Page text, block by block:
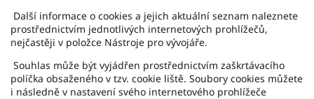
Další informace o cookies a jejich aktuální seznam naleznete
prostřednictvím jednotlivých internetových prohlížečů,
nejčastěji v položce Nástroje pro vývojáře.
Souhlas může být vyjádřen prostřednictvím zaškrtávacího
políčka obsaženého v tzv. cookie liště. Soubory cookies můžete
i následně v nastavení svého internetového prohlížeče